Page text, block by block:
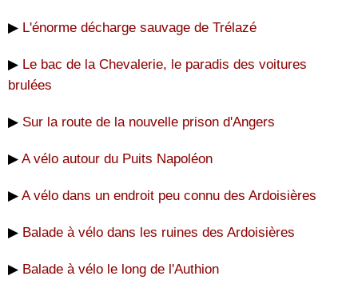
▶ L'énorme décharge sauvage de Trélazé
▶ Le bac de la Chevalerie, le paradis des voitures
brulées
▶ Sur la route de la nouvelle prison d'Angers
▶ A vélo autour du Puits Napoléon
▶ A vélo dans un endroit peu connu des Ardoisières
▶ Balade à vélo dans les ruines des Ardoisières
▶ Balade à vélo le long de l'Authion